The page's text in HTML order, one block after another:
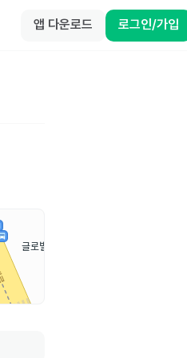
앱 다운로드 로그인/가입